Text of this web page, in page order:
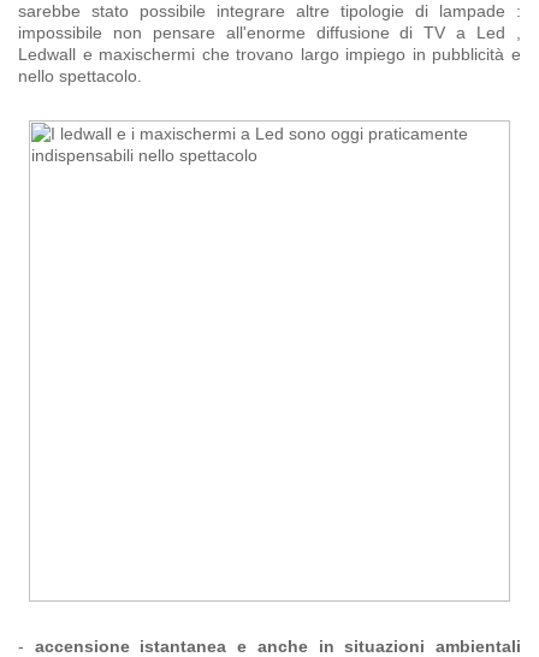
sarebbe stato possibile integrare altre tipologie di lampade :
impossibile non pensare all'enorme diffusione di TV a Led ,
Ledwall e maxischermi che trovano largo impiego in pubblicità e
nello spettacolo.
- accensione istantanea e anche in situazioni ambientali